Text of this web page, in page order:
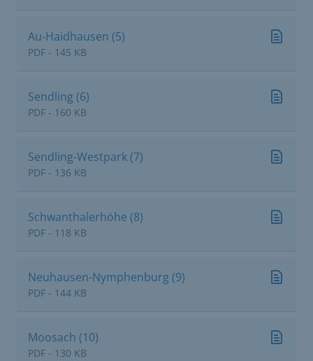
Au-Haidhausen (5)
PDF - 145 KB
Sendling (6)
PDF - 160 KB
Sendling-Westpark (7)
PDF - 136 KB
Schwanthalerhöhe (8)
PDF - 118 KB
Neuhausen-Nymphenburg (9)
PDF - 144 KB
Moosach (10)
PDF - 130 KB